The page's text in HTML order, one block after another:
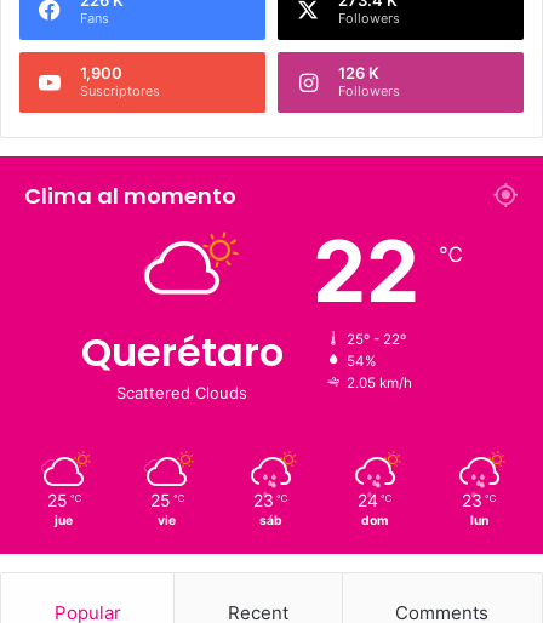
Fans Followers
1,900
Suscriptores
126 K
Followers
Clima al momento
Querétaro
Scattered Clouds
22 ℃
25º - 22º
54%
2.05 km/h
25 ℃
jue
25 ℃
vie
23 ℃
sáb
24 ℃
dom
23 ℃
lun
Popular Recent Comments